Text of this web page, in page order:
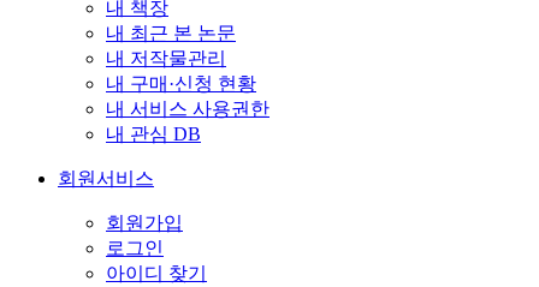
내 책장
내 최근 본 논문
내 저작물관리
내 구매·신청 현황
내 서비스 사용권한
내 관심 DB
회원서비스
회원가입
로그인
아이디 찾기